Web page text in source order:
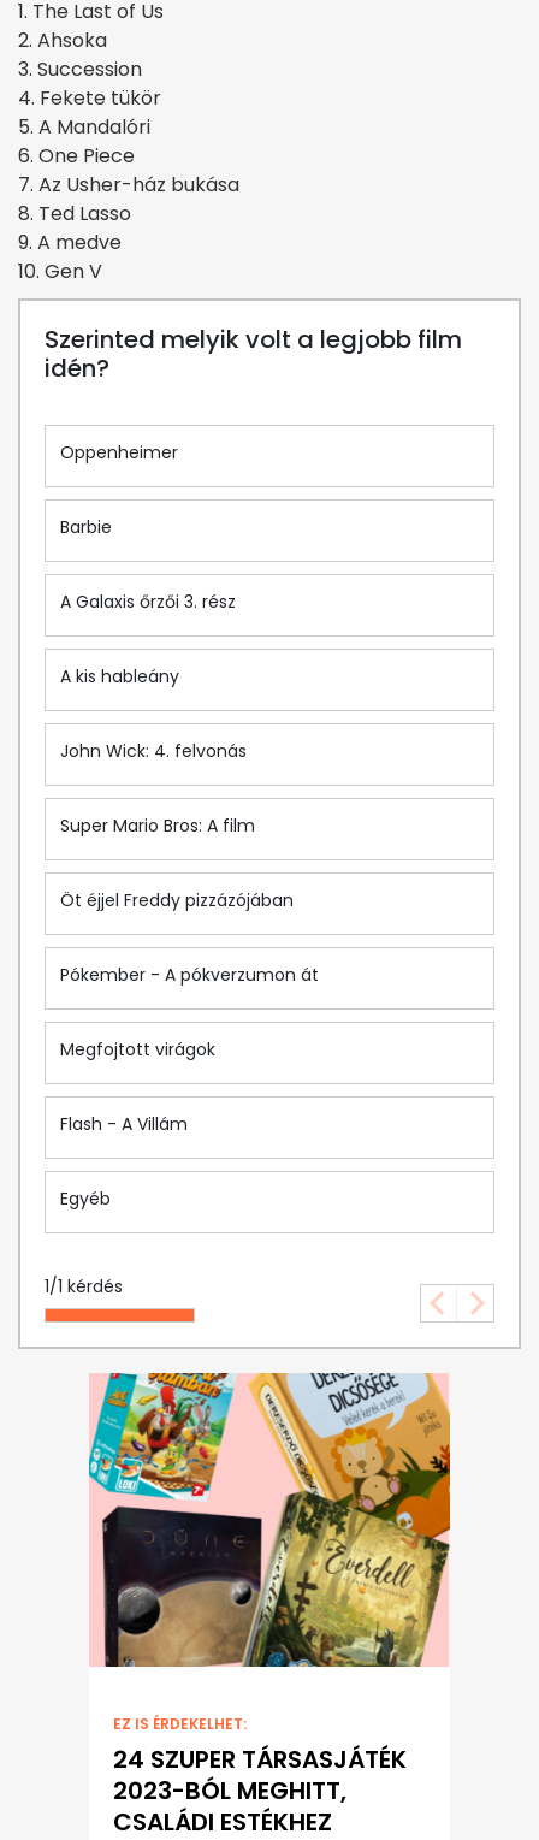
1. The Last of Us
2. Ahsoka
3. Succession
4. Fekete tükör
5. A Mandalóri
6. One Piece
7. Az Usher-ház bukása
8. Ted Lasso
9. A medve
10. Gen V
Szerinted melyik volt a legjobb film
idén?
Oppenheimer
Barbie
A Galaxis őrzői 3. rész
A kis hableány
John Wick: 4. felvonás
Super Mario Bros: A film
Öt éjjel Freddy pizzázójában
Pókember - A pókverzumon át
Megfojtott virágok
Flash - A Villám
Egyéb
1/1 kérdés
EZ IS ÉRDEKELHET:
24 SZUPER TÁRSASJÁTÉK
2023-BÓL MEGHITT,
CSALÁDI ESTÉKHEZ